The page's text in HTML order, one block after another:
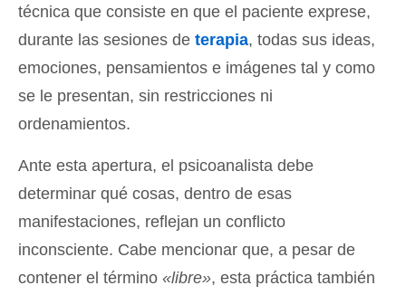
técnica que consiste en que el paciente exprese,
durante las sesiones de terapia, todas sus ideas,
emociones, pensamientos e imágenes tal y como
se le presentan, sin restricciones ni
ordenamientos.
Ante esta apertura, el psicoanalista debe
determinar qué cosas, dentro de esas
manifestaciones, reflejan un conflicto
inconsciente. Cabe mencionar que, a pesar de
contener el término «libre», esta práctica también